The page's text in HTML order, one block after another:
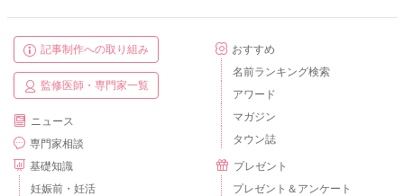
記事制作への取り組み
監修医師・専門家一覧
ニュース
専門家相談
基礎知識
妊娠前・妊活
おすすめ
名前ランキング検索
アワード
マガジン
タウン誌
プレゼント
プレゼント＆アンケート